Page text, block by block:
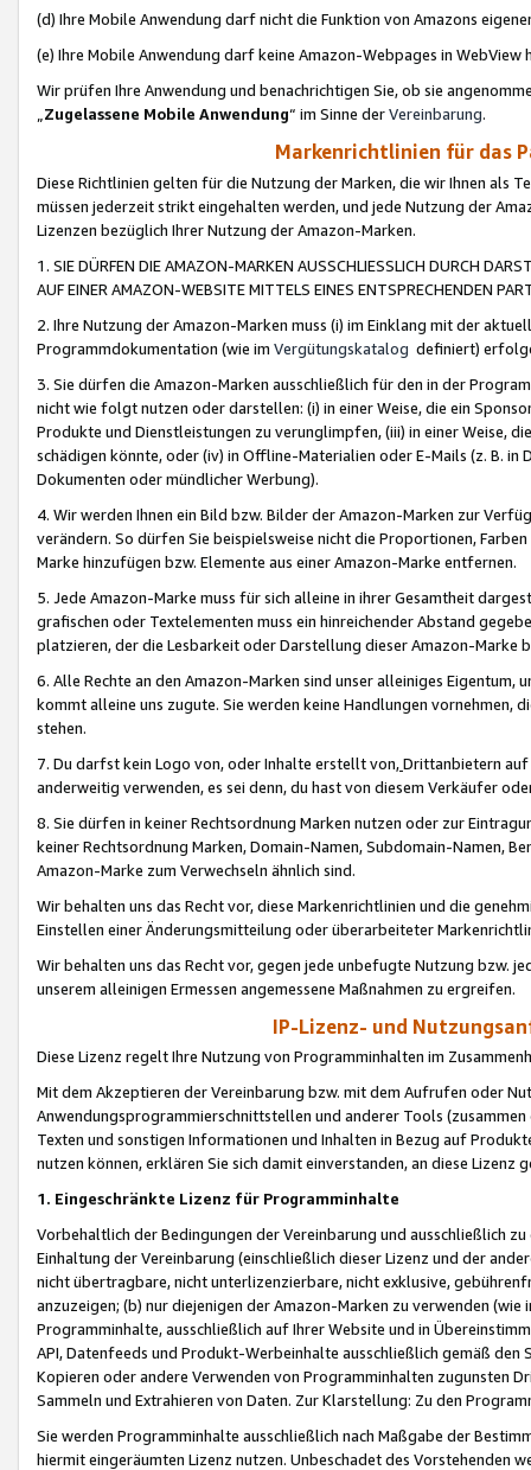
(d) Ihre Mobile Anwendung darf nicht die Funktion von Amazons
(e) Ihre Mobile Anwendung darf keine Amazon-Webpages in WebView
Wir prüfen Ihre Anwendung und benachrichtigen Sie, ob sie
„Zugelassene Mobile Anwendung“ im Sinne derVereinbarung.
Markenrichtlinien für das
Diese Richtlinien gelten für die Nutzung der Marken, die wir Ihnen als
müssen jederzeit strikt eingehalten werden, und jede Nutzung der
Lizenzen bezüglich Ihrer Nutzung der Amazon-Marken.
1. SIE DÜRFEN DIE AMAZON-MARKEN AUSSCHLIESSLICH DURCH
AUF EINER AMAZON-WEBSITE MITTELS EINES ENTSPRECHENDEN
2. Ihre Nutzung der Amazon-Marken muss (i) im Einklang mit der
Programmdokumentation (wie im Vergütungskatalog definiert)
3. Sie dürfen die Amazon-Marken ausschließlich für den in der
nicht wie folgt nutzen oder darstellen: (i) in einer Weise, die ein
Produkte und Dienstleistungen zu verunglimpfen, (iii) in einer Weise,
schädigen könnte, oder (iv) in Offline-Materialien oder E-Mails (z. B. in
Dokumenten oder mündlicher Werbung).
4. Wir werden Ihnen ein Bild bzw. Bilder der Amazon-Marken zur
verändern. So dürfen Sie beispielsweise nicht die Proportionen,
Marke hinzufügen bzw. Elemente aus einer Amazon-Marke entfernen.
5. Jede Amazon-Marke muss für sich alleine in ihrer Gesamtheit
grafischen oder Textelementen muss ein hinreichender Abstand
platzieren, der die Lesbarkeit oder Darstellung dieser Amazon-Marke
6. Alle Rechte an den Amazon-Marken sind unser alleiniges
kommt alleine uns zugute. Sie werden keine Handlungen vornehmen,
stehen.
7. Du darfst kein Logo von, oder Inhalte erstellt von,Drittanbietern auf
anderweitig verwenden, es sei denn, du hast von diesem Verkäufer
8. Sie dürfen in keiner Rechtsordnung Marken nutzen oder zur
keiner Rechtsordnung Marken, Domain-Namen, Subdomain-Namen,
Amazon-Marke zum Verwechseln ähnlich sind.
Wir behalten uns das Recht vor, diese Markenrichtlinien und die
Einstellen einer Änderungsmitteilung oder überarbeiteter
Wir behalten uns das Recht vor, gegen jede unbefugte Nutzung bzw.
unserem alleinigen Ermessen angemessene Maßnahmen zu ergreifen.
IP-Lizenz- und
Diese Lizenz regelt Ihre Nutzung von Programminhalten im
Mit dem Akzeptieren der Vereinbarung bzw. mit dem Aufrufen oder
Anwendungsprogrammierschnittstellen und anderer Tools (zusammen
Texten und sonstigen Informationen und Inhalten in Bezug auf
nutzen können, erklären Sie sich damit einverstanden, an diese Lizenz
1. Eingeschränkte Lizenz für Programminhalte
Vorbehaltlich der Bedingungen der Vereinbarung und ausschließlich
Einhaltung der Vereinbarung (einschließlich dieser Lizenz und der
nicht übertragbare, nicht unterlizenzierbare, nicht exklusive,
anzuzeigen; (b) nur diejenigen der Amazon-Marken zu verwenden
Programminhalte, ausschließlich auf Ihrer Website und in
API, Datenfeeds und Produkt-Werbeinhalte ausschließlich gemäß
Kopieren oder andere Verwenden von Programminhalten zugunsten
Sammeln und Extrahieren von Daten. Zur Klarstellung: Zu den
Sie werden Programminhalte ausschließlich nach Maßgabe der
hiermit eingeräumten Lizenz nutzen. Unbeschadet des Vorstehenden